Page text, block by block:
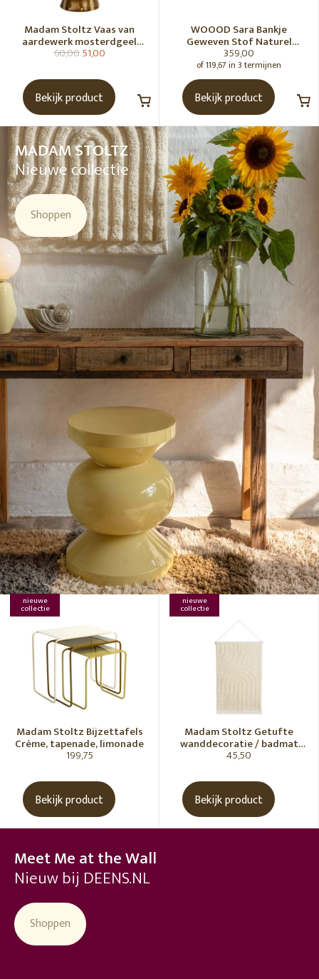
Madam Stoltz Vaas van
aardewerk mosterdgeel
naturel
60,0051,00
Bekijk product
WOOOD Sara Bankje
Geweven Stof Naturel
Melange [Fsc]
359,00
of 119,67 in 3 termijnen
Bekijk product
MADAM STOLTZ
Nieuwe collectie
Shoppen
nieuwe
collectie
Madam Stoltz Bijzettafels
Crème, tapenade, limonade
199,75
Bekijk product
nieuwe
collectie
Madam Stoltz Getufte
wanddecoratie / badmat
Vanille
45,50
Bekijk product
Meet Me at the Wall
Nieuw bij DEENS.NL
Shoppen